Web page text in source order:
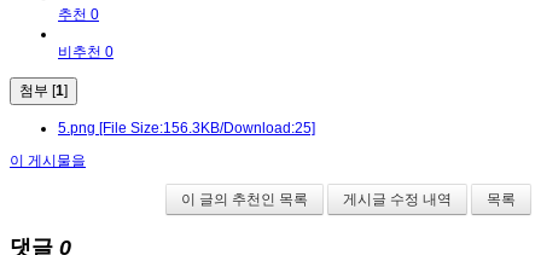
추천 0
비추천 0
첨부 [1]
5.png [File Size:156.3KB/Download:25]
이 게시물을
이 글의 추천인 목록 게시글 수정 내역 목록
댓글 0